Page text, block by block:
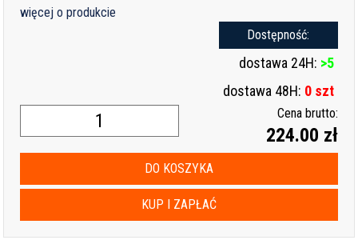
więcej o produkcie
Dostępność:
dostawa 24H: >5
dostawa 48H: 0 szt
Cena brutto:
224.00 zł
DO KOSZYKA
KUP I ZAPŁAĆ